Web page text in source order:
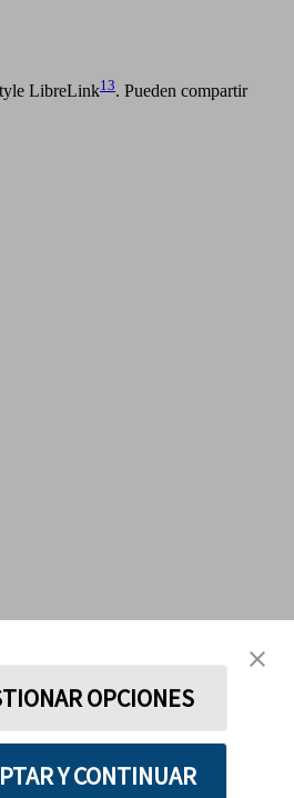
LibreLink13. Pueden compartir
OPCIONES
Y CONTINUAR